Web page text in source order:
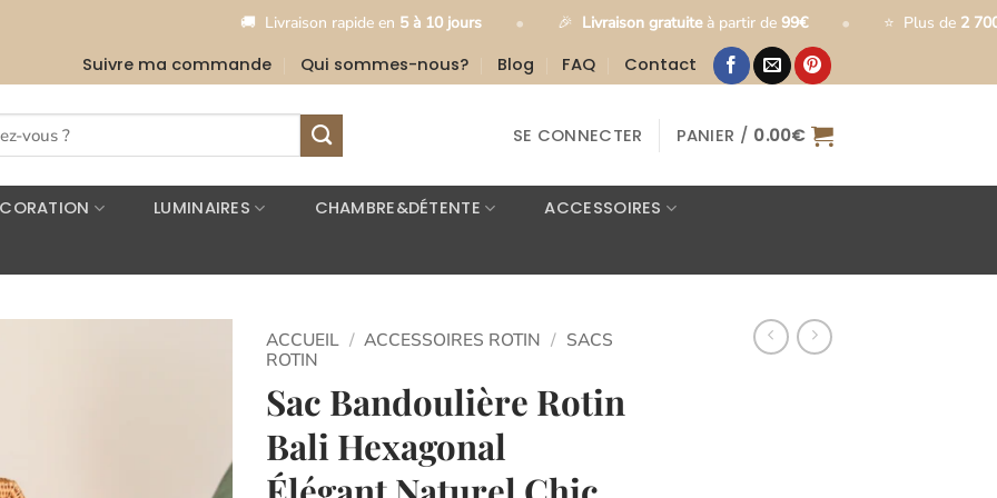
Livraison rapide en5 à 10 jours • 🎉 Livraison gratuiteà partir de99€ • ⭐ Plus de 2 700 clients
Suivre ma commande Qui sommes-nous? Blog FAQ Contact
SE CONNECTER PANIER / 0.00€
LUMINAIRES CHAMBRE&DÉTENTE
ACCESSOIRES
ACCUEIL / ACCESSOIRES ROTIN / SACS
ROTIN
Sac Bandoulière Rotin
Bali Hexagonal